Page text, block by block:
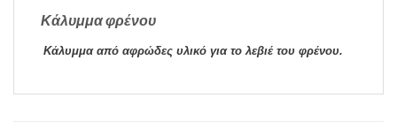
Κάλυμμα φρένου
Κάλυμμα από αφρώδες υλικό για το λεβιέ του φρένου.